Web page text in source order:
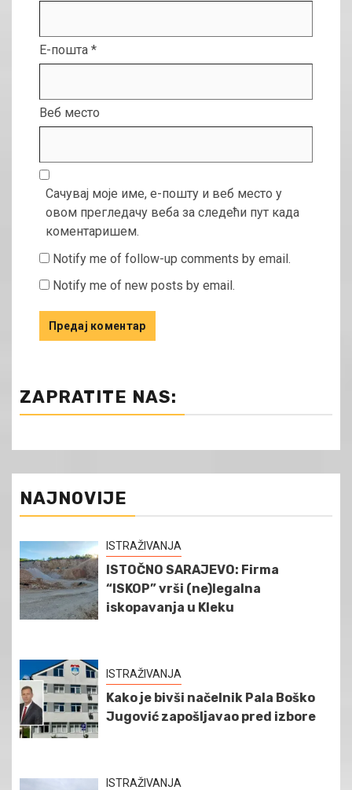
Е-пошта *
Веб место
Сачувај моје име, е-пошту и веб место у
овом прегледачу веба за следећи пут када
коментаришем.
Notify me of follow-up comments by email.
Notify me of new posts by email.
ZAPRATITE NAS:
NAJNOVIJE
ISTRAŽIVANJA
ISTOČNO SARAJEVO: Firma
“ISKOP” vrši (ne)legalna
iskopavanja u Kleku
ISTRAŽIVANJA
Kako je bivši načelnik Pala Boško
Jugović zapošljavao pred izbore
ISTRAŽIVANJA